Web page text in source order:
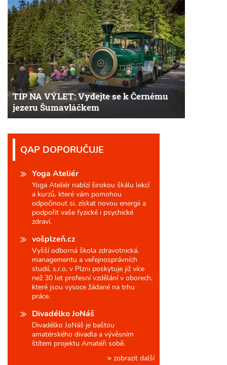
TIP NA VÝLET: Vydejte se k Černému
jezeru Šumavláčkem
QAP DOPORUČUJE
Yoga Ateliér
Yoga Ateliér nabízí širokou škálu lekcí
a kurzů, které vám pomohou
odpočinout si, získat novou energii a
podpořit vaše fyzické i psychické
zdraví.
vošplzeň.cz
Vyšší odborná škola zdravotnická,
managementu a veřejnosprávních
studií, s.r.o. v Plzni poskytuje již více
než 30 let profesní vzdělání v oborech,
které jsou vysoce žádané na trhu
práce.
Divadélko JoNáš
Divadélko JoNáš je baštou
amatérského divadla a vývěsním
štítem projektu Amatéři sobě.
zobrazit další